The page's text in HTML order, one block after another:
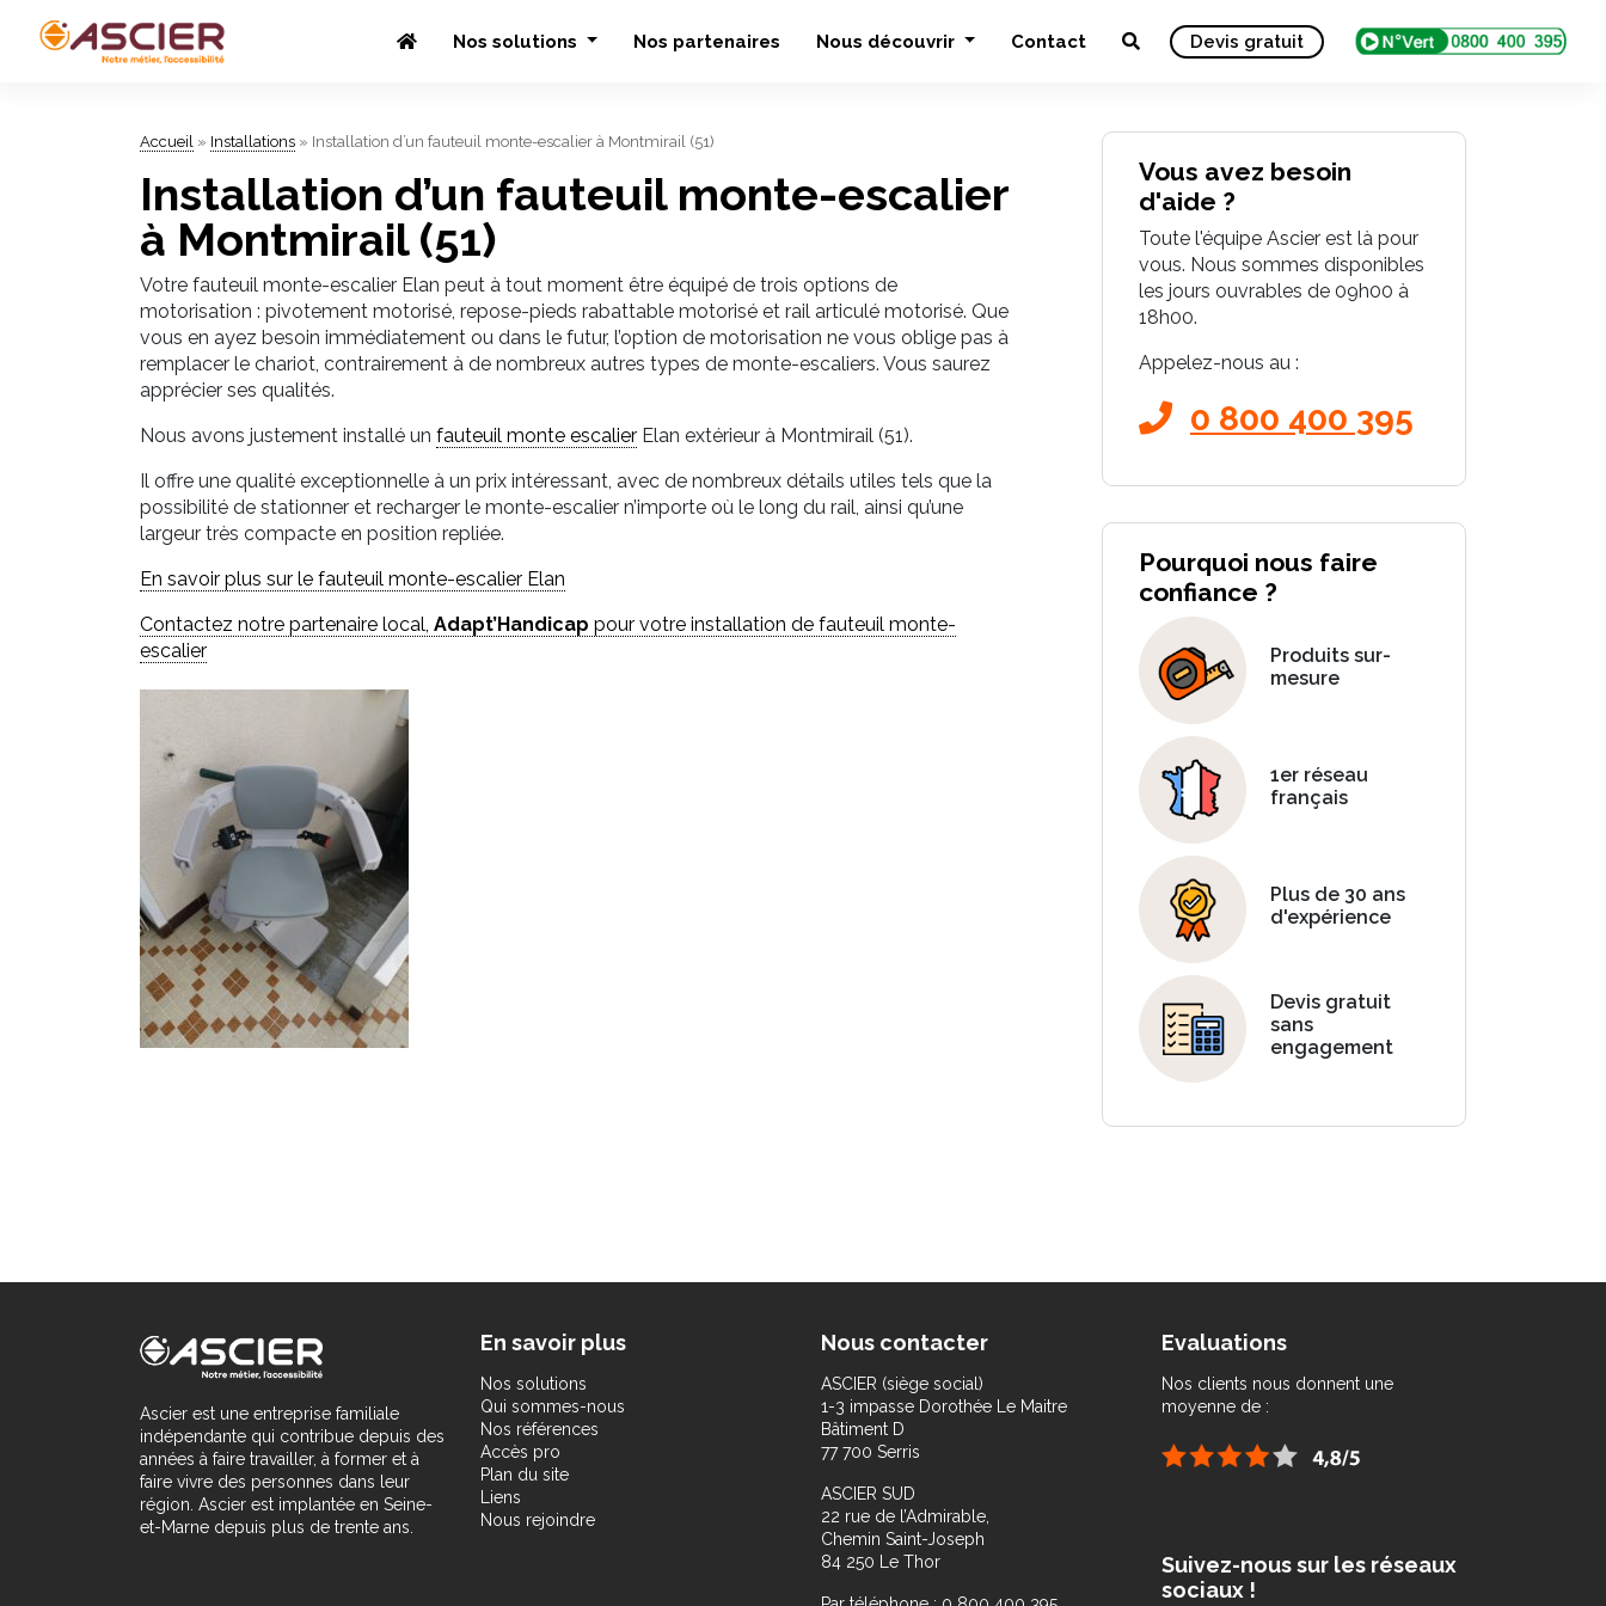
Nos solutions Nos partenaires Nous découvrir Contact Devis gratuit
Accueil » Installations » Installation d’un fauteuil monte-escalier à Montmirail (51)
Installation d’un fauteuil monte-escalier
à Montmirail (51)
Votre fauteuil monte-escalier Elan peut à tout moment être équipé de trois options de
motorisation : pivotement motorisé, repose-pieds rabattable motorisé et rail articulé motorisé. Que
vous en ayez besoin immédiatement ou dans le futur, l’option de motorisation ne vous oblige pas à
remplacer le chariot, contrairement à de nombreux autres types de monte-escaliers. Vous saurez
apprécier ses qualités.
Nous avons justement installé un fauteuil monte escalier Elan extérieur à Montmirail (51).
Il offre une qualité exceptionnelle à un prix intéressant, avec de nombreux détails utiles tels que la
possibilité de stationner et recharger le monte-escalier n’importe où le long du rail, ainsi qu’une
largeur très compacte en position repliée.
En savoir plus sur le fauteuil monte-escalier Elan
Contactez notre partenaire local, Adapt’Handicap pour votre installation de fauteuil monte-
escalier
Vous avez besoin
d'aide ?
Toute l'équipe Ascier est là pour
vous. Nous sommes disponibles
les jours ouvrables de 09h00 à
18h00.
Appelez-nous au :
0 800 400 395
Pourquoi nous faire
confiance ?
Produits sur-
mesure
1er réseau
français
Plus de 30 ans
d'expérience
Devis gratuit
sans
engagement
Ascier est une entreprise familiale
indépendante qui contribue depuis des
années à faire travailler, à former et à
faire vivre des personnes dans leur
région. Ascier est implantée en Seine-
et-Marne depuis plus de trente ans.
En savoir plus
Nos solutions
Qui sommes-nous
Nos références
Accès pro
Plan du site
Liens
Nous rejoindre
Nous contacter
ASCIER (siège social)
1-3 impasse Dorothée Le Maitre
Bâtiment D
77 700 Serris
ASCIER SUD
22 rue de l’Admirable,
Chemin Saint-Joseph
84 250 Le Thor
Evaluations
Nos clients nous donnent une
moyenne de :
Suivez-nous sur les réseaux
sociaux !